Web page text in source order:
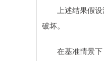
上述结果假设
破坏。
在基准情景下，